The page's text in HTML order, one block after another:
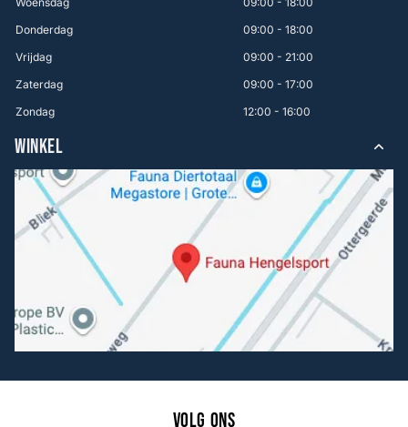
Donderdag
09:00 - 18:00
Vrijdag
09:00 - 21:00
Zaterdag
09:00 - 17:00
Zondag
12:00 - 16:00
WINKEL
Volg ons